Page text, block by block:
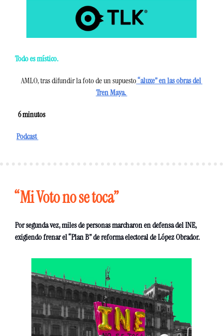
Todo es místico.
AMLO, tras difundir la foto de un supuesto“aluxe” en las obras del
Tren Maya.
6 minutos
Podcast
“Mi Voto no se toca”
Por segunda vez, miles de personas marcharon en defensa del INE,
exigiendo frenar el “Plan B” de reforma electoral de López Obrador.